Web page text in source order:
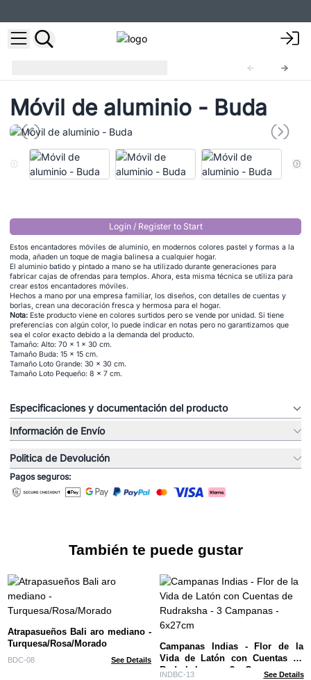
Móvil de aluminio - Buda
Login / Register to Start
Estos encantadores móviles de aluminio, en modernos colores pastel y formas a la
moda, añaden un toque de magia balinesa a cualquier hogar.
El aluminio batido y pintado a mano se ha utilizado durante generaciones para
fabricar cajas de ofrendas para templos. Ahora, esta misma técnica se utiliza para
crear estos encantadores móviles.
Hechos a mano por una empresa familiar, los diseños, con detalles de cuentas y
borlas, crean una decoración fresca y hermosa para el hogar.
Nota: Este producto viene en colores surtidos pero se vende por unidad. Si tiene
preferencias con algún color, lo puede indicar en notas pero no garantizamos que
sea el color exacto debido a la demanda del producto.
Tamaño: Alto: 70 x 1 x 30 cm.
Tamaño Buda: 15 x 15 cm.
Tamaño Loto Grande: 30 x 30 cm.
Tamaño Loto Pequeño: 8 x 7 cm.
Especificaciones y documentación del producto
Información de Envío
Politica de Devolución
Pagos seguros:
También te puede gustar
Atrapasueños Bali aro mediano -
Turquesa/Rosa/Morado
BDC-08 See Details
Campanas Indias - Flor de la
Vida de Latón con Cuentas de
Rudraksha - 3 Campanas -
INDBC-13 See Details